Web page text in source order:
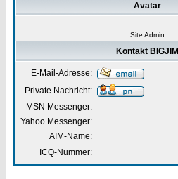
Avatar
Site Admin
Kontakt BIGJIM
E-Mail-Adresse:
Private Nachricht:
MSN Messenger:
Yahoo Messenger:
AIM-Name:
ICQ-Nummer: